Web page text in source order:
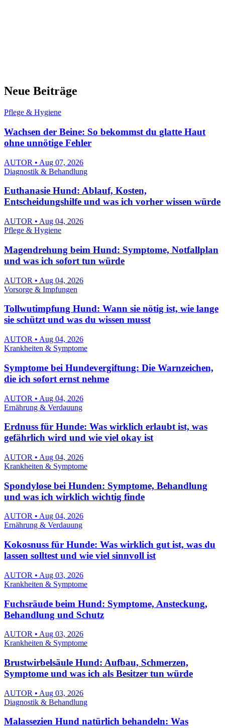
Neue Beiträge
Pflege & Hygiene
Wachsen der Beine: So bekommst du glatte Haut
ohne unnötige Fehler
AUTOR • Aug 07, 2026
Diagnostik & Behandlung
Euthanasie Hund: Ablauf, Kosten,
Entscheidungshilfe und was ich vorher wissen würde
AUTOR • Aug 04, 2026
Pflege & Hygiene
Magendrehung beim Hund: Symptome, Notfallplan
und was ich sofort tun würde
AUTOR • Aug 04, 2026
Vorsorge & Impfungen
Tollwutimpfung Hund: Wann sie nötig ist, wie lange
sie schützt und was du wissen musst
AUTOR • Aug 04, 2026
Krankheiten & Symptome
Symptome bei Hundevergiftung: Die Warnzeichen,
die ich sofort ernst nehme
AUTOR • Aug 04, 2026
Ernährung & Verdauung
Erdnuss für Hunde: Was wirklich erlaubt ist, was
gefährlich wird und wie viel okay ist
AUTOR • Aug 04, 2026
Krankheiten & Symptome
Spondylose bei Hunden: Symptome, Behandlung
und was ich wirklich wichtig finde
AUTOR • Aug 04, 2026
Ernährung & Verdauung
Kokosnuss für Hunde: Was wirklich gut ist, was du
lassen solltest und wie viel sinnvoll ist
AUTOR • Aug 03, 2026
Krankheiten & Symptome
Fuchsräude beim Hund: Symptome, Ansteckung,
Behandlung und Schutz
AUTOR • Aug 03, 2026
Krankheiten & Symptome
Brustwirbelsäule Hund: Aufbau, Schmerzen,
Symptome und was ich als Besitzer tun würde
AUTOR • Aug 03, 2026
Diagnostik & Behandlung
Malassezien Hund natürlich behandeln: Was